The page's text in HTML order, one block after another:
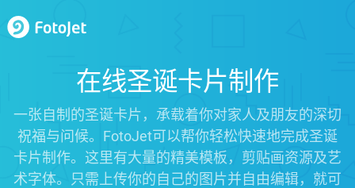
在线圣诞卡片制作
一张自制的圣诞卡片，承载着你对家人及朋友的深切
祝福与问候。FotoJet可以帮你轻松快速地完成圣诞
卡片制作。这里有大量的精美模板，剪贴画资源及艺
术字体。只需上传你的自己的图片并自由编辑，就可